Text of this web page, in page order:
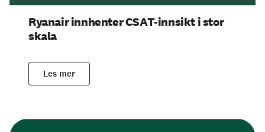
Ryanair innhenter CSAT-innsikt i stor
skala
Les mer